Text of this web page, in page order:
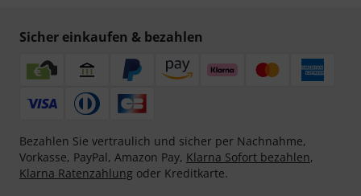
Sicher einkaufen & bezahlen
Bezahlen Sie vertraulich und sicher per Nachnahme,
Vorkasse, PayPal, Amazon Pay, Klarna Sofort bezahlen,
Klarna Ratenzahlung oder Kreditkarte.